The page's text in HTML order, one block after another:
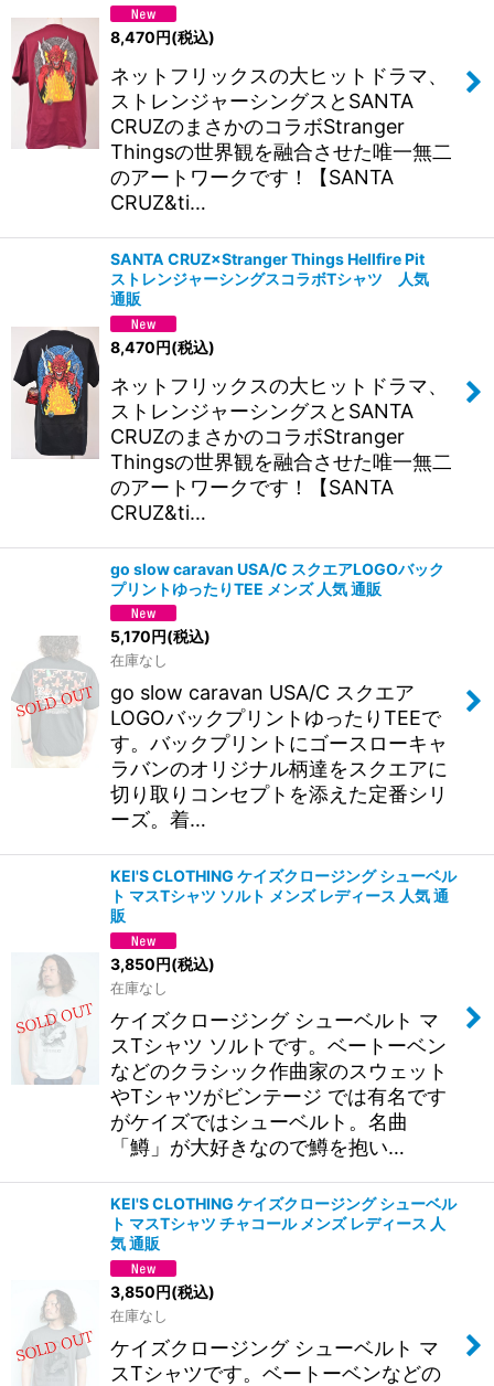
8,470円(税込)
ネットフリックスの大ヒットドラマ、
ストレンジャーシングスとSANTA
CRUZのまさかのコラボStranger
Thingsの世界観を融合させた唯一無二
のアートワークです！【SANTA
CRUZ&ti…
SANTA CRUZ×Stranger Things Hellfire Pit
ストレンジャーシングスコラボTシャツ 人気
通販
8,470円(税込)
ネットフリックスの大ヒットドラマ、
ストレンジャーシングスとSANTA
CRUZのまさかのコラボStranger
Thingsの世界観を融合させた唯一無二
のアートワークです！【SANTA
CRUZ&ti…
go slow caravan USA/C スクエアLOGOバック
プリントゆったりTEE メンズ 人気 通販
5,170 円(税込)
在庫なし
go slow caravan USA/C スクエア
LOGOバックプリントゆったりTEEで
す。バックプリントにゴースローキャ
ラバンのオリジナル柄達をスクエアに
切り取りコンセプトを添えた定番シリ
ーズ。着…
KEI'S CLOTHING ケイズクロージング シューベル
ト マスTシャツ ソルト メンズ レディース 人気 通
販
3,850円(税込)
在庫なし
ケイズクロージング シューベルト マ
スTシャツ ソルトです。ベートーベン
などのクラシック作曲家のスウェット
やTシャツがビンテージ では有名です
がケイズではシューベルト。名曲
「鱒」が大好きなので鱒を抱い…
KEI'S CLOTHING ケイズクロージング シューベル
ト マスTシャツ チャコール メンズ レディース 人
気 通販
3,850円(税込)
在庫なし
ケイズクロージング シューベルト マ
スTシャツです。ベートーベンなどの